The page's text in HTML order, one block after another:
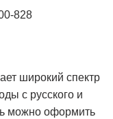
828
широкий спектр
с русского и
можно оформить